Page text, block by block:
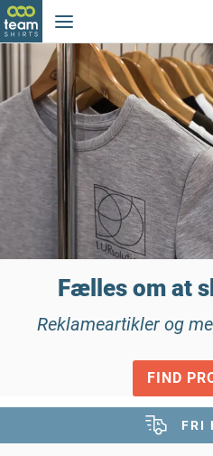
Fælles om at
Reklameartikler og
FIND
FRI